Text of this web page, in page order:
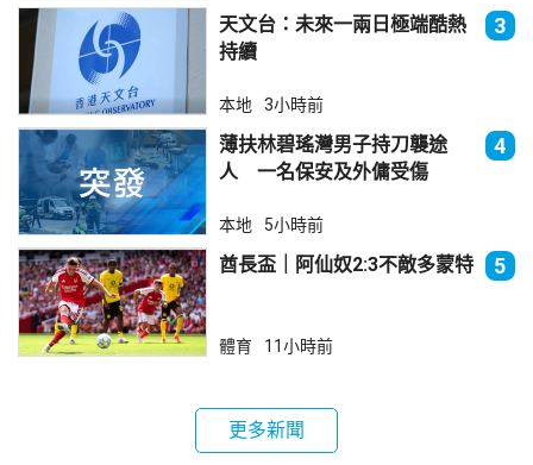
天文台：未來一兩日極端酷熱
持續
3
本地 3小時前
薄扶林碧瑤灣男子持刀襲途
人 一名保安及外傭受傷
4
本地 5小時前
酋長盃｜阿仙奴2:3不敵多蒙特 5
體育 11小時前
更多新聞